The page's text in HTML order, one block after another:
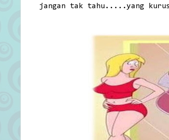
jangan tak tahu.....yang